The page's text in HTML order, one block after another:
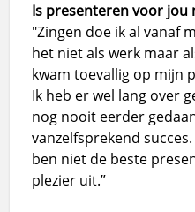
Is presenteren voor jou
"Zingen doe ik al vanaf
het niet als werk maar
kwam toevallig op mijn
Ik heb er wel lang over
nog nooit eerder
vanzelfsprekend
ben niet de beste
plezier uit.”